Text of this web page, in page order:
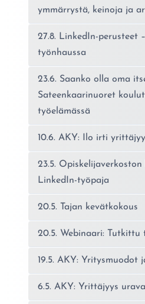
ymmärrystä, keinoja ja
27.8. LinkedIn-perusteet
työnhaussa
23.6. Saanko olla oma
Sateenkaarinuoret
työelämässä
10.6. AKY: Ilo irti
23.5.
LinkedIn-työpaja
20.5. Tajan kevätkokous
20.5. Webinaari:
19.5. AKY: Yritysmuodot
6.5. AKY: Yrittäjyys